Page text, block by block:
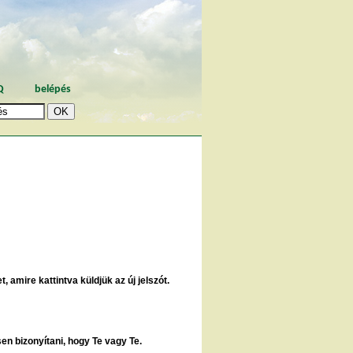
belépés
amire kattintva küldjük az új jelszót.
bizonyítani, hogy Te vagy Te.